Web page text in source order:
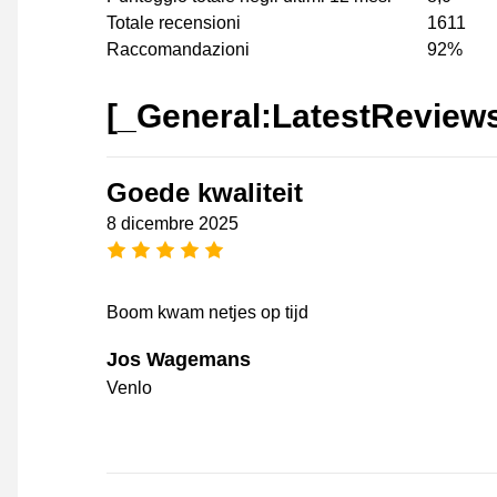
Totale recensioni
1611
Raccomandazioni
92%
Goede kwaliteit
8 dicembre 2025
Boom kwam netjes op tijd
Jos Wagemans
Venlo